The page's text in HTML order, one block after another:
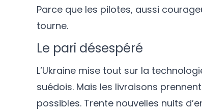
Parce que les pilotes, aussi
tourne.
Le pari désespéré
L’Ukraine mise tout sur la
suédois. Mais les livraisons
possibles. Trente nouvelles nuits